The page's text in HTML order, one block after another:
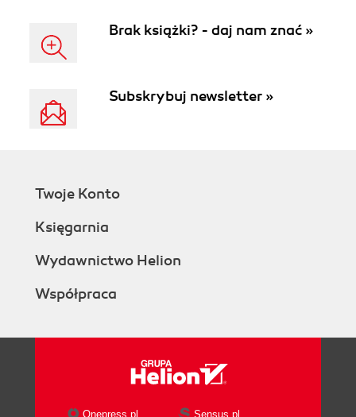
Brak książki? - daj nam znać »
Subskrybuj newsletter »
Twoje Konto
Księgarnia
Wydawnictwo Helion
Współpraca
Onepress.pl Sensus.pl